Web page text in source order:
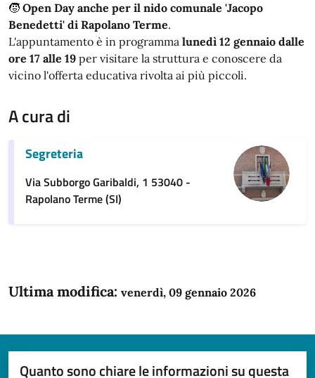
🧒 Open Day anche per il nido comunale 'Jacopo
Benedetti' di Rapolano Terme.
L'appuntamento è in programma lunedì 12 gennaio dalle
ore 17 alle 19 per visitare la struttura e conoscere da
vicino l'offerta educativa rivolta ai più piccoli.
A cura di
Segreteria
Via Subborgo Garibaldi, 1 53040 -
Rapolano Terme (SI)
Ultima modifica: venerdì, 09 gennaio 2026
Quanto sono chiare le informazioni su questa